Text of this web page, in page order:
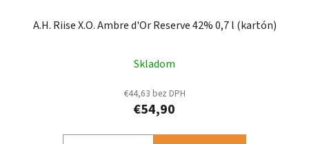
A.H. Riise X.O. Ambre d'Or Reserve 42% 0,7 l (kartón)
Skladom
€44,63 bez DPH
€54,90